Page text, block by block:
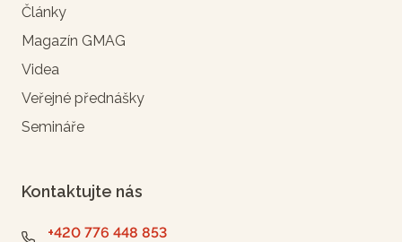
Články
Magazín GMAG
Videa
Veřejné přednášky
Semináře
Kontaktujte nás
+420 776 448 853